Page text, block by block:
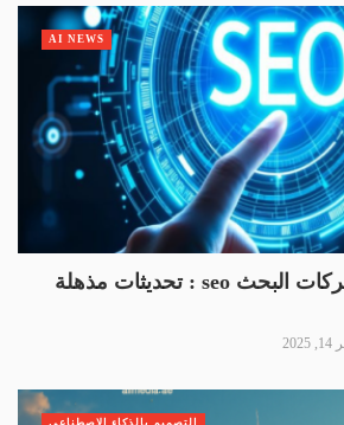
مستقبل تحسين محركات البحث seo : تحديثات مذهلة
AI NEWS
التصميم بالذكاء الاصطناعي